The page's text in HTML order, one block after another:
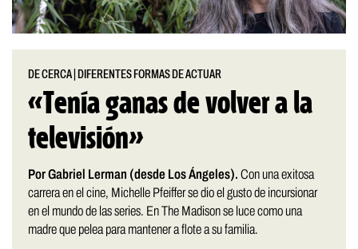
DE CERCA DIFERENTES FORMAS DE ACTUAR
«Tenía ganas de volver a la
televisión»
Por Gabriel Lerman (desde Los Ángeles). Con una exitosa
carrera en el cine, Michelle Pfeiffer se dio el gusto de incursionar
en el mundo de las series. En The Madison se luce como una
madre que pelea para mantener a flote a su familia.